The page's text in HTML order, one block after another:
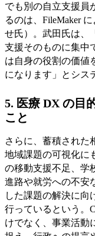
でも別の自立支援員
るのは、FileMaker
せ氏）。武田氏は、
支援そのものに集中
は自身の役割の価値
になります」とシス
5. 医療 DX の目
こと
さらに、蓄積された
地域課題の可視化に
の移動支援不足、学
進路や就労への不安
した課題の解決に向
行っているという。
けでなく、事業活動